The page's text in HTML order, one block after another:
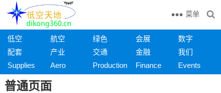
菜单
低空 航空 绿色 会展
数字
配套
产业 交通 金融
我们
Supplies
Aero Production Finance Events
普通页面